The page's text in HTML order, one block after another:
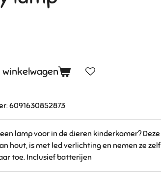
winkelwagen
6091630852873
lamp voor in de dieren kinderkamer?Deze
hout, is met led verlichting en nemen ze zelf
toe. Inclusief batterijen